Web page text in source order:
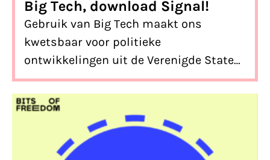
Big Tech, download Signal!
Gebruik van Big Tech maakt ons
kwetsbaar voor politieke
ontwikkelingen uit de Verenigde Staten.
Door de verweving van politieke macht
(Trump) en technologische macht (Big
Tech) ontstaat er nieuwe, terechte
twijfel bij het gebruik van Big Tech
platformen. Daarom is dit het